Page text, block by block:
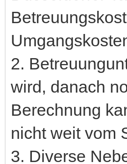
2.
wird, danach
Berechnung
nicht weit vom
3. Diverse